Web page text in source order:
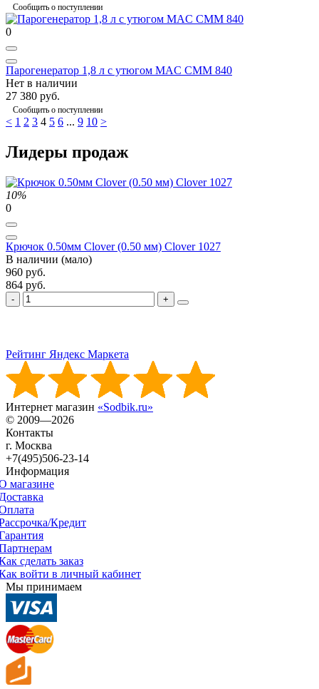
Сообщить о поступлении
0
Парогенератор 1,8 л с утюгом MAC CMM 840
Нет в наличии
27 380 руб.
Сообщить о поступлении
< 1 2 3 4 5 6 ... 9 10 >
Лидеры продаж
10%
0
Крючок 0.50мм Clover (0.50 мм) Clover 1027
В наличии (мало)
960 руб.
864 руб.
Рейтинг Яндекс Маркета
Интернет магазин «Sodbik.ru»
© 2009—2026
Контакты
г. Москва
+7(495)506-23-14
Информация
магазине
Кредит
сделать заказ
войти в личный кабинет
Мы принимаем